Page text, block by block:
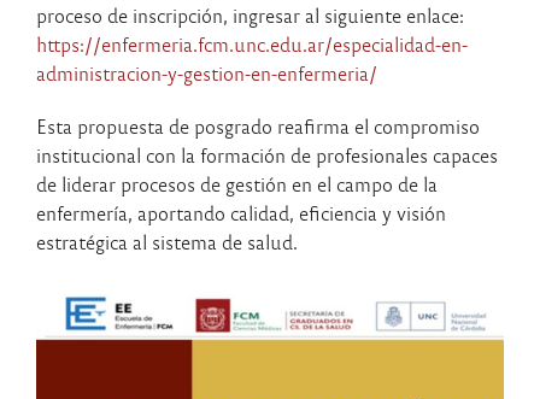
proceso de inscripción, ingresar al siguiente enlace:
https://enfermeria.fcm.unc.edu.ar/especialidad-en-
administracion-y-gestion-en-enfermeria/
Esta propuesta de posgrado reafirma el compromiso
institucional con la formación de profesionales capaces
de liderar procesos de gestión en el campo de la
enfermería, aportando calidad, eficiencia y visión
estratégica al sistema de salud.